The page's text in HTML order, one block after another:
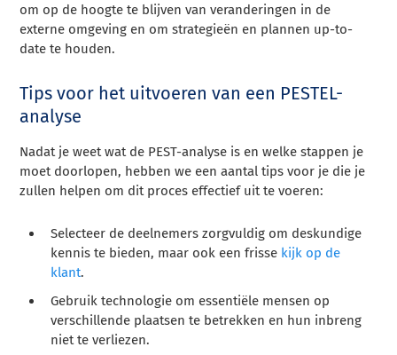
om op de hoogte te blijven van veranderingen in de
externe omgeving en om strategieën en plannen up-to-
date te houden.
Tips voor het uitvoeren van een PESTEL-
analyse
Nadat je weet wat de PEST-analyse is en welke stappen je
moet doorlopen, hebben we een aantal tips voor je die je
zullen helpen om dit proces effectief uit te voeren:
Selecteer de deelnemers zorgvuldig om deskundige
kennis te bieden, maar ook een frisse kijk op de
klant.
Gebruik technologie om essentiële mensen op
verschillende plaatsen te betrekken en hun inbreng
niet te verliezen.